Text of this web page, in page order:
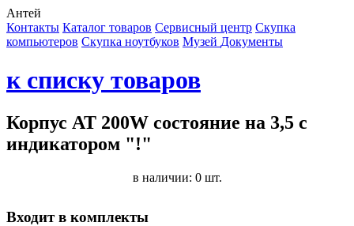
Антей
Контакты Каталог товаров Сервисный центр Cкупка
компьютеров Cкупка ноутбуков Музей Документы
к списку товаров
Корпус AT 200W состояние на 3,5 c
индикатором "!"
в наличии: 0 шт.
Входит в комплекты